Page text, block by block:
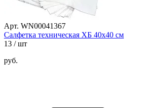
Арт. WN00041367
Салфетка техническая ХБ 40х40 см
13 / шт
руб.